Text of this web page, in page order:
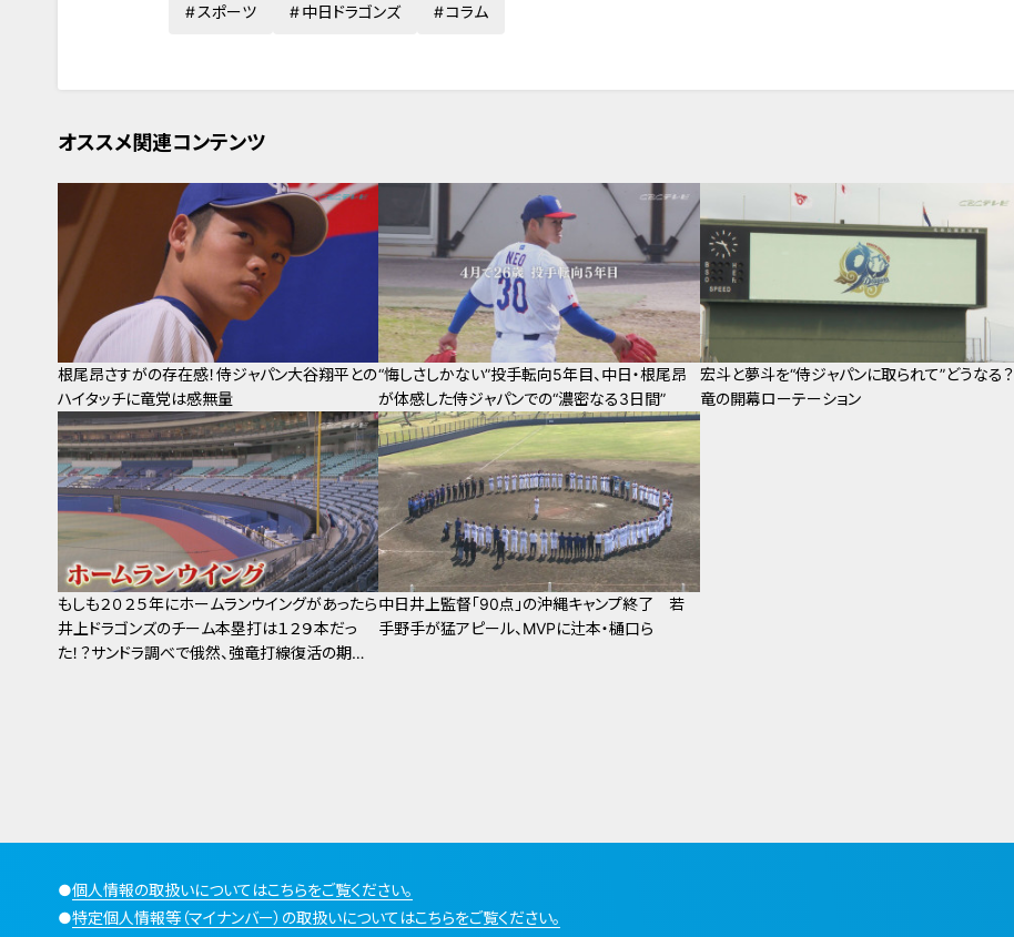
スポーツ 中日ドラゴンズ コラム
オススメ関連コンテンツ
根尾昂さすがの存在感！侍ジャパン大谷翔平との
ハイタッチに竜党は感無量
“悔しさしかない”投手転向5年目、中日・根尾昂
が体感した侍ジャパンでの“濃密なる3日間”
宏斗と夢斗を“侍ジャパンに取られて”どうなる？
竜の開幕ローテーション
もしも２０２５年にホームランウイングがあったら
井上ドラゴンズのチーム本塁打は１２９本だっ
た！？サンドラ調べで俄然、強竜打線復活の期待
中日井上監督「90点」の沖縄キャンプ終了 若
手野手が猛アピール、MVPに辻本・樋口ら
●個人情報の取扱いについてはこちらをご覧ください。
●特定個人情報等（マイナンバー）の取扱いについてはこちらをご覧ください。